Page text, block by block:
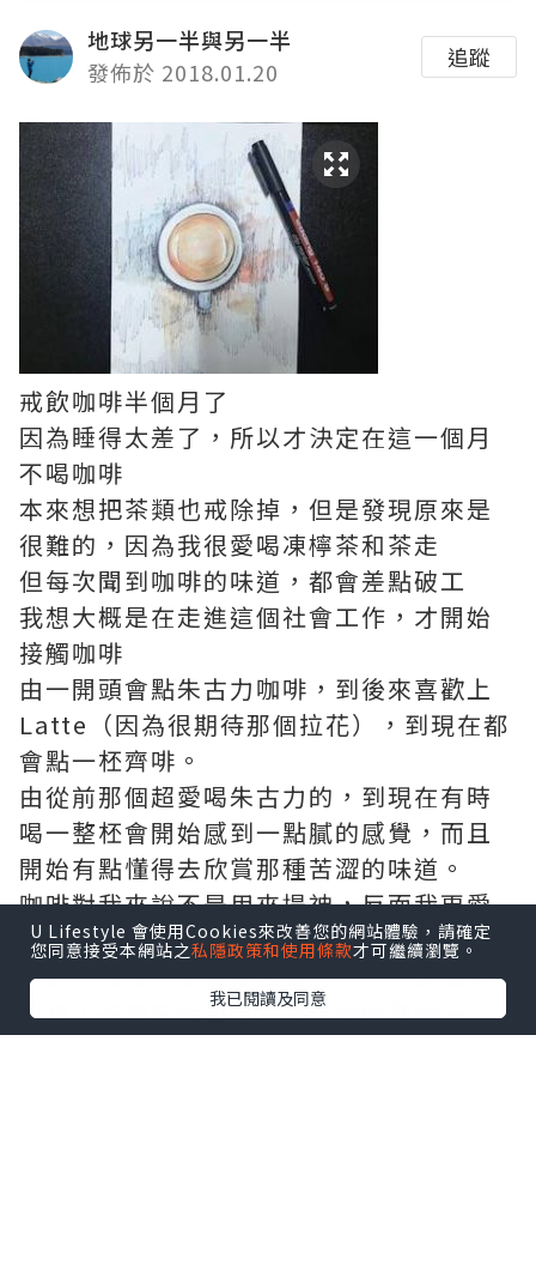
地球另一半與另一半
發佈於 2018.01.20
追蹤
戒飲咖啡半個月了
因為睡得太差了，所以才決定在這一個月
不喝咖啡
本來想把茶類也戒除掉，但是發現原來是
很難的，因為我很愛喝凍檸茶和茶走
但每次聞到咖啡的味道，都會差點破工
我想大概是在走進這個社會工作，才開始
接觸咖啡
由一開頭會點朱古力咖啡，到後來喜歡上
Latte（因為很期待那個拉花），到現在都
會點一柸齊啡。
由從前那個超愛喝朱古力的，到現在有時
喝一整柸會開始感到一點膩的感覺，而且
開始有點懂得去欣賞那種苦澀的味道。
咖啡對我來說不是用來提神，反而我更愛
在放假的時候休閒的喝上一柸好咖啡。
決定在戒咖啡期滿後去買一些好的煲咖啡
用具，在周末給自己泡製一柸好咖啡～
U Lifestyle 會使用Cookies來改善您的網站體驗，請確定
您同意接受本網站之私隱政策和使用條款才可繼續瀏覽。
我已閱讀及同意